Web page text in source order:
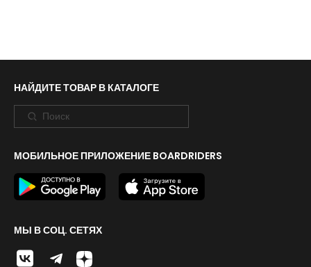
НАЙДИТЕ ТОВАР В КАТАЛОГЕ
МОБИЛЬНОЕ ПРИЛОЖЕНИЕ BOARDRIDERS
МЫ В СОЦ. СЕТЯХ